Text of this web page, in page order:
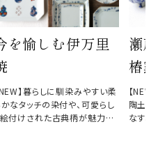
を愉しむ伊万里
NEW】暮らしに馴染みやすい柔
かなタッチの染付や、可愛らし
絵付けされた古典柄が魅力の
瀬
椿窯
【
陶土と
なす、